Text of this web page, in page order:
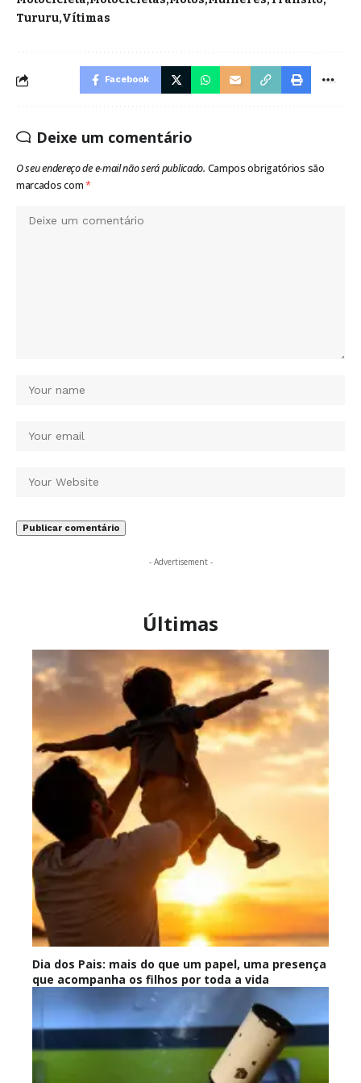
Tururu Vítimas
Facebook
Deixe um comentário
O seu endereço de e-mail não será publicado. Campos obrigatórios são
marcados com*
- Advertisement -
Últimas
Dia dos Pais: mais do que um papel, uma presença
que acompanha os filhos por toda a vida